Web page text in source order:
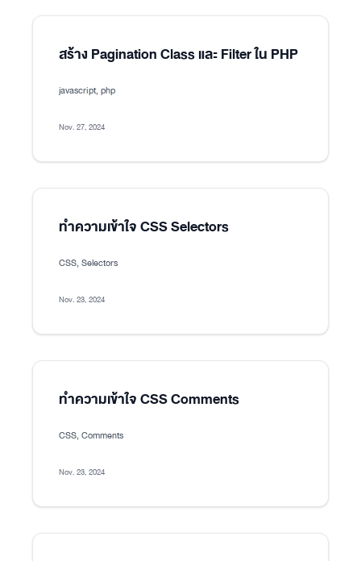
สร้าง Pagination Class และ Filter ใน PHP
javascript, php
Nov. 27, 2024
ทำความเข้าใจ CSS Selectors
CSS, Selectors
Nov. 23, 2024
ทำความเข้าใจ CSS Comments
CSS, Comments
Nov. 23, 2024